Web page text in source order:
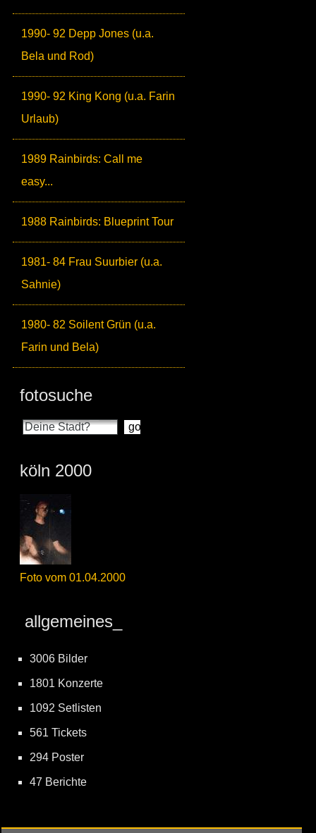
1990- 92 Depp Jones (u.a.
Bela und Rod)
1990- 92 King Kong (u.a. Farin
Urlaub)
1989 Rainbirds: Call me
easy...
1988 Rainbirds: Blueprint Tour
1981- 84 Frau Suurbier (u.a.
Sahnie)
1980- 82 Soilent Grün (u.a.
Farin und Bela)
fotosuche
köln 2000
Foto vom 01.04.2000
allgemeines_
3006 Bilder
1801 Konzerte
1092 Setlisten
561 Tickets
294 Poster
47 Berichte